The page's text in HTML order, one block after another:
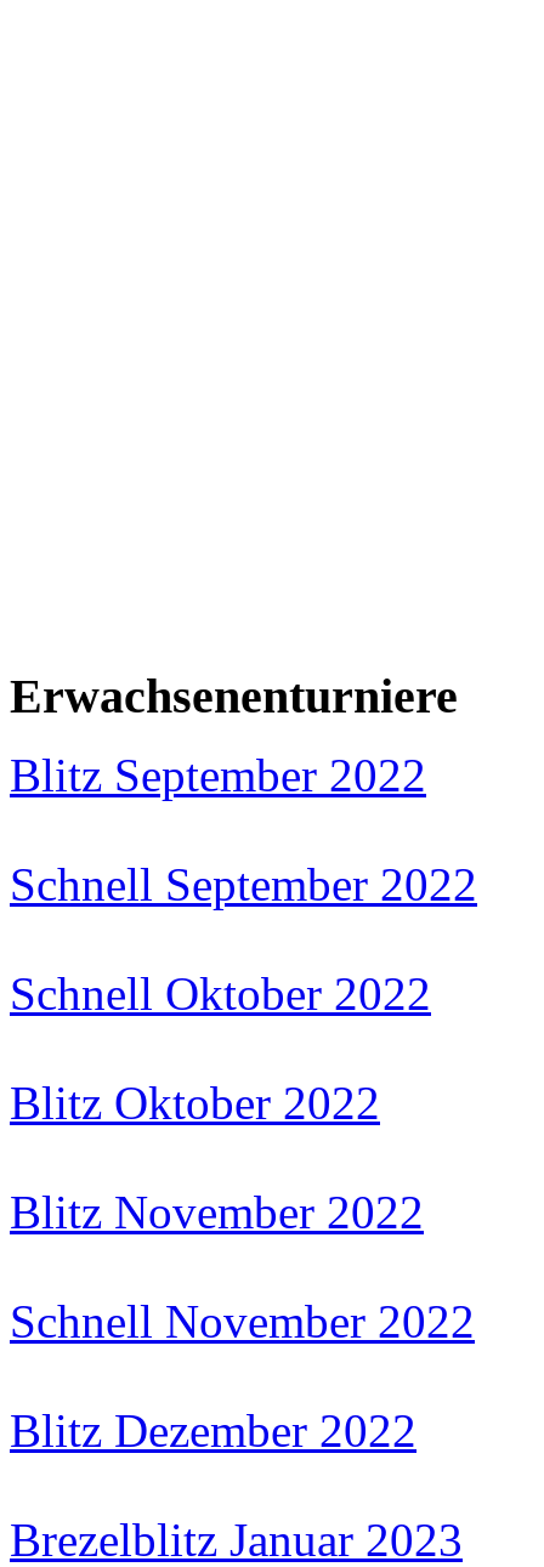
Erwachsenenturniere
Blitz September 2022
Schnell September 2022
Schnell Oktober 2022
Blitz Oktober 2022
Blitz November 2022
Schnell November 2022
Blitz Dezember 2022
Brezelblitz Januar 2023